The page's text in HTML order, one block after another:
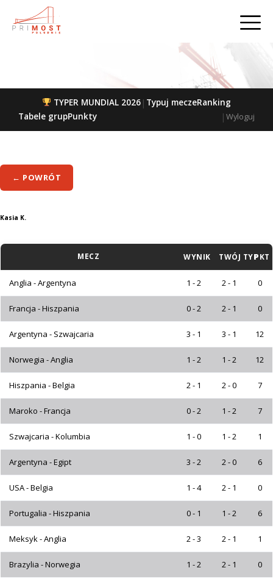
TYPER MUNDIAL 2026 | Typuj meczeRanking
Tabele grupPunkty | Wyloguj
← POWRÓT
Kasia K.
MECZ WYNIK TWÓJ TYPPKT
Anglia - Argentyna 1 - 2 2 - 1 0
Francja - Hiszpania 0 - 2 2 - 1 0
Argentyna - Szwajcaria 3 - 1 3 - 1 12
Norwegia - Anglia 1 - 2 1 - 2 12
Hiszpania - Belgia 2 - 1 2 - 0 7
Maroko - Francja 0 - 2 1 - 2 7
Szwajcaria - Kolumbia 1 - 0 1 - 2 1
Argentyna - Egipt 3 - 2 2 - 0 6
USA - Belgia 1 - 4 2 - 1 0
Portugalia - Hiszpania 0 - 1 1 - 2 6
Meksyk - Anglia 2 - 3 2 - 1 1
Brazylia - Norwegia 1 - 2 2 - 1 0